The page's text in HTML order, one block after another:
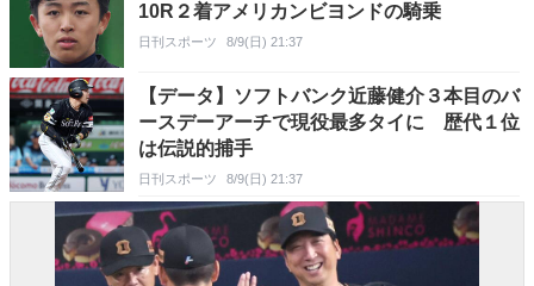
10R２着アメリカンビヨンドの騎乗
日刊スポーツ 8/9(日) 21:37
【データ】ソフトバンク近藤健介３本目のバ
ースデーアーチで現役最多タイに 歴代１位
は伝説的捕手
日刊スポーツ 8/9(日) 21:37